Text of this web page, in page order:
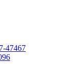
47467